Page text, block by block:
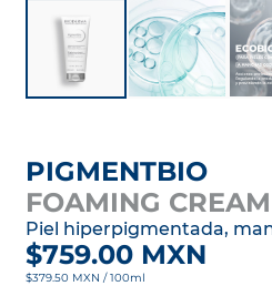
PIGMENTBIO
FOAMING CREAM
Piel hiperpigmentada,
$759.00 MXN
$379.50 MXN / 100ml